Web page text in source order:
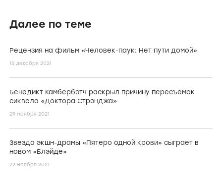
Далее по теме
Рецензия на фильм «Человек-паук: Нет пути домой»
15 декабря 2021
Бенедикт Камбербэтч раскрыл причину пересъемок
сиквела «Доктора Стрэнджа»
29 ноября 2021
Звезда экшн-драмы «Пятеро одной крови» сыграет в
новом «Блэйде»
22 ноября 2021